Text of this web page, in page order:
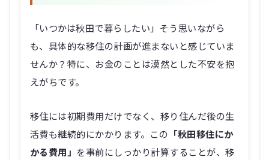
「いつかは秋田で暮らしたい」そう思いながら
も、具体的な移住の計画が進まないと感じていま
せんか？特に、お金のことは漠然とした不安を抱
えがちです。
移住には初期費用だけでなく、移り住んだ後の生
活費も継続的にかかります。この 「秋田移住にか
かる費用」 を事前にしっかり計算することが、移